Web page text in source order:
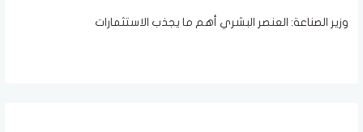
وزير الصناعة: العنصر البشري أهم ما يجذب الاستثمارات